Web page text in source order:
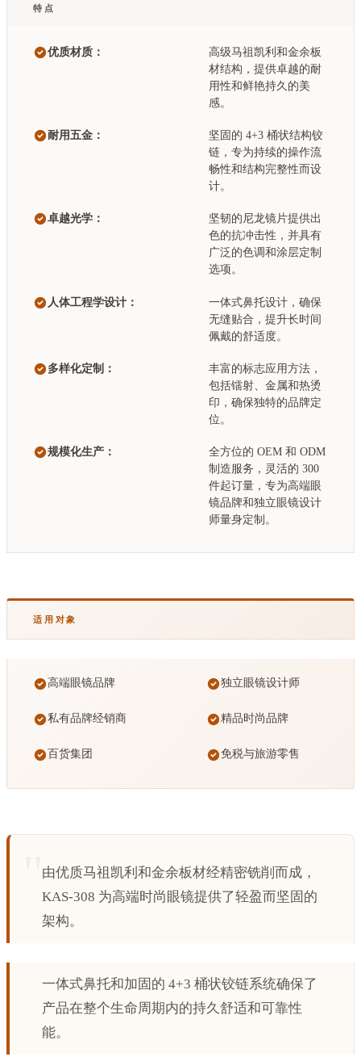
特点
优质材质：
高级马祖凯利和金余板
材结构，提供卓越的耐
用性和鲜艳持久的美
感。
耐用五金：
坚固的 4+3 桶状结构铰
链，专为持续的操作流
畅性和结构完整性而设
计。
卓越光学：
坚韧的尼龙镜片提供出
色的抗冲击性，并具有
广泛的色调和涂层定制
选项。
人体工程学设计：
一体式鼻托设计，确保
无缝贴合，提升长时间
佩戴的舒适度。
多样化定制：
丰富的标志应用方法，
包括镭射、金属和热烫
印，确保独特的品牌定
位。
规模化生产：
全方位的 OEM 和 ODM
制造服务，灵活的 300
件起订量，专为高端眼
镜品牌和独立眼镜设计
师量身定制。
适用对象
高端眼镜品牌 独立眼镜设计师
私有品牌经销商 精品时尚品牌
百货集团 免税与旅游零售
由优质马祖凯利和金余板材经精密铣削而成，
KAS-308 为高端时尚眼镜提供了轻盈而坚固的
架构。
一体式鼻托和加固的 4+3 桶状铰链系统确保了
产品在整个生命周期内的持久舒适和可靠性
能。